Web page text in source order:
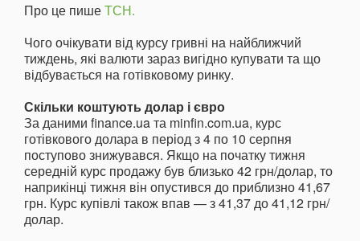
Про це пишеТСН.
Чого очікувати від курсу гривні на найближчий
тиждень, які валюти зараз вигідно купувати та що
відбувається на готівковому ринку.
Скільки коштують долар і євро
За даними finance.ua та minfin.com.ua, курс
готівкового долара в період з 4 по 10 серпня
поступово знижувався. Якщо на початку тижня
середній курс продажу був близько 42 грн/долар, то
наприкінці тижня він опустився до приблизно 41,67
грн. Курс купівлі також впав — з 41,37 до 41,12 грн/
долар.